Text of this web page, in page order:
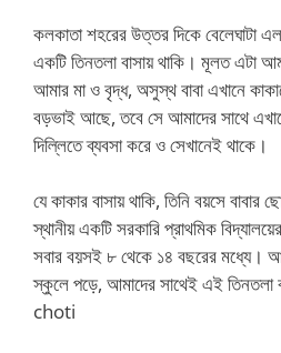
কলকাতা শহরের উত্তর দিকে বেলেঘাটা
একটি তিনতলা বাসায় থাকি। মূলত এটা
আমার মা ও বৃদ্ধ, অসুস্থ বাবা এখানে
বড়ভাই আছে, তবে সে আমাদের সাথে
দিল্লিতে ব্যবসা করে ও সেখানেই থাকে।
যে কাকার বাসায় থাকি, তিনি বয়সে
স্থানীয় একটি সরকারি প্রাথমিক
সবার বয়সই ৮ থেকে ১৪ বছরের মধ্যে।
স্কুলে পড়ে, আমাদের সাথেই এই
choti